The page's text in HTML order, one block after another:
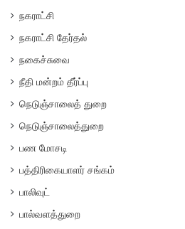
நகராட்சி
நகராட்சி தேர்தல்
நகைச்சுவை
நீதி மன்றம் தீர்ப்பு
நெடுஞ்சாலைத் துறை
நெடுஞ்சாலைத்துறை
பண மோசடி
பத்திரிகையாளர் சங்கம்
பாலிவுட்
பால்வளத்துறை